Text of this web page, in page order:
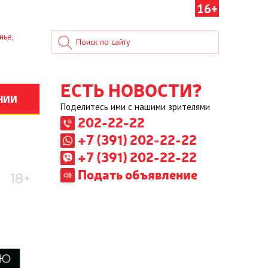
16+
ЕСТЬ НОВОСТИ?
Поделитесь ими с нашими зрителями
202-22-22
+7 (391) 202-22-22
+7 (391) 202-22-22
Подать объявление